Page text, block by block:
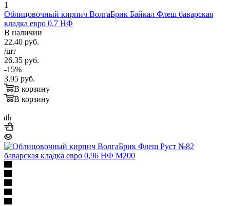
1
Облицовочный кирпич ВолгаБрик Байкал Флеш баварская
кладка евро 0,7 НФ
В наличии
22.40 руб.
/шт
26.35 руб.
-15%
3.95 руб.
В корзину
В корзину